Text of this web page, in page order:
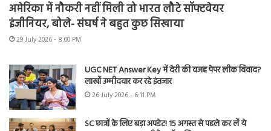
अमेरिका में नौकरी नहीं मिली तो भारत लौटे सॉफ्टवेयर
इंजीनियर, बोले- संघर्ष ने बहुत कुछ सिखाया
29 July 2026 - 8:00 PM
UGC NET Answer Key में देरी की वजह पेपर लीक विवाद?
लाखों उम्मीदवार कर रहे इंतजार
26 July 2026 - 6:11 PM
SC छात्रों के लिए बड़ा अपडेट! 15 अगस्त से पहले कर लें ये